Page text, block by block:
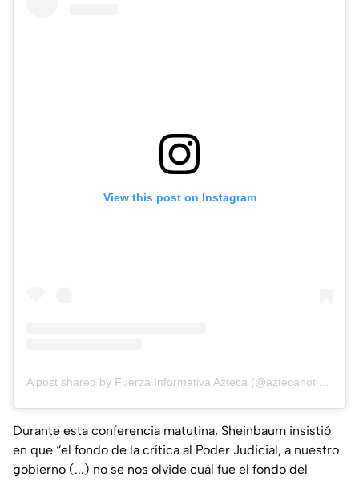
View this post on Instagram
A post shared by Fuerza Informativa Azteca (@aztecanoticias)
Durante esta conferencia matutina, Sheinbaum insistió
en que “el fondo de la crítica al Poder Judicial, a nuestro
gobierno (...) no se nos olvide cuál fue el fondo del